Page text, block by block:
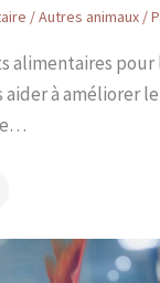
/Autres animaux/
alimentaires pour
aider à améliorer